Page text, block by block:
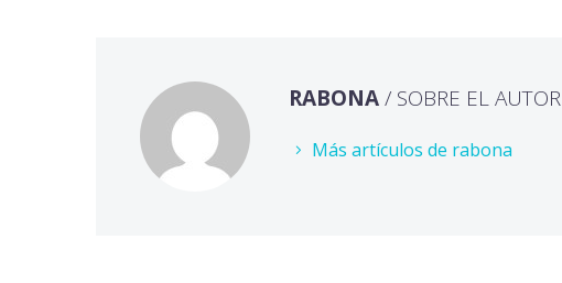
RABONA/ SOBRE EL AUTOR
Más artículos de rabona